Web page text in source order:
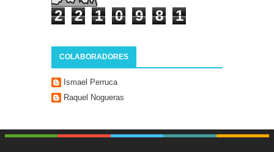
2 2 1 0 9 8 1
COLABORADORES
Ismael Perruca
Raquel Nogueras